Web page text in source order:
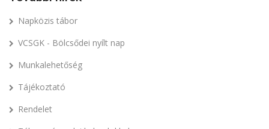
Napközis tábor
VCSGK - Bölcsődei nyílt nap
Munkalehetőség
Tájékoztató
Rendelet